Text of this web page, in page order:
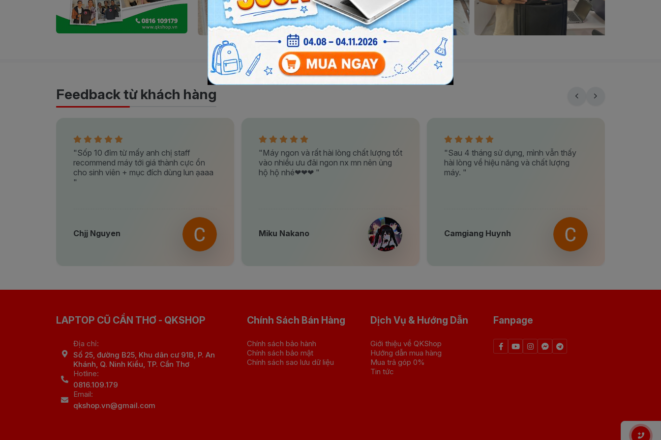
Feedback từ khách hàng
"Sốp 10 đỉm từ mấy anh chị staff
recommend máy tới giá thành cực ổn
cho sinh viên + mục đích dùng lun ạaaa
"
Chjj Nguyen
"Máy ngon và rất hài lòng chất lượng tốt
vào nhiều ưu đãi ngon nx mn nên ủng
hộ hộ nhé❤❤❤ "
Miku Nakano
"Sau 4 tháng sử dụng, mình vẫn thấy
hài lòng về hiệu năng và chất lượng
máy. "
Camgiang Huynh
LAPTOP CŨ CẦN THƠ - QKSHOP
Địa chỉ:
Số 25, đường B25, Khu dân cư 91B, P. An
Khánh, Q. Ninh Kiều, TP. Cần Thơ
Hotline:
0816.109.179
Email:
qkshop.vn@gmail.com
Chính Sách Bán Hàng
Chính sách bảo hành
Chính sách bảo mật
Chính sách sao lưu dữ liệu
Dịch Vụ & Hướng Dẫn
Giới thiệu về QKShop
Hướng dẫn mua hàng
Mua trả góp 0%
Tin tức
Fanpage